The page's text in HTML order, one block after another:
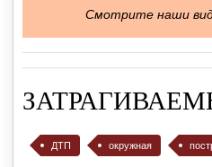
Смотрите наши
ДТП окружная